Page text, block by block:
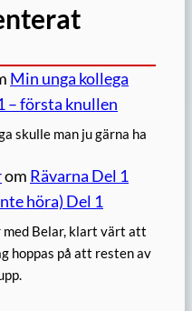
Min unga kollega
– första knullen
skulle man ju gärna ha
om Rävarna Del 1
höra) Del 1
med Belar, klart värt att
hoppas på att resten av